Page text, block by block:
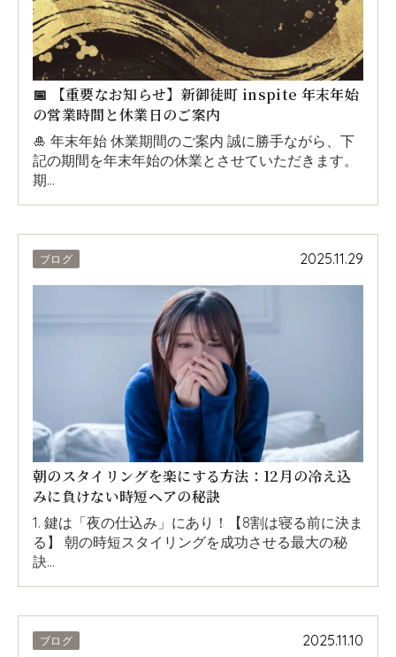
📅 【重要なお知らせ】新御徒町 inspite 年末年始
の営業時間と休業日のご案内
🎍 年末年始 休業期間のご案内 誠に勝手ながら、下
記の期間を年末年始の休業とさせていただきます。
期…
ブログ 2025.11.29
朝のスタイリングを楽にする方法：12月の冷え込
みに負けない時短ヘアの秘訣
1. 鍵は「夜の仕込み」にあり！【8割は寝る前に決ま
る】 朝の時短スタイリングを成功させる最大の秘
訣…
ブログ 2025.11.10